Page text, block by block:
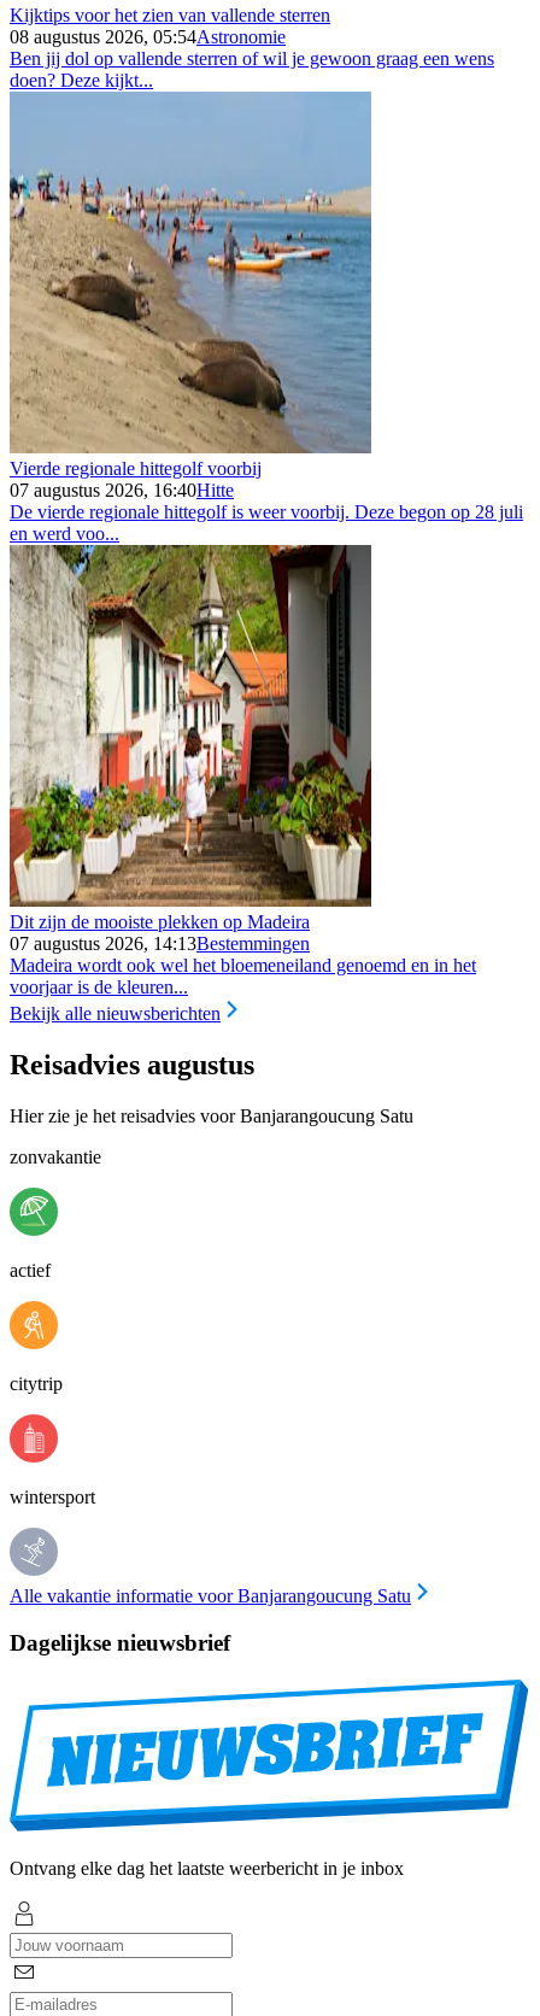
Kijktips voor het zien van vallende sterren
08 augustus 2026, 05:54Astronomie
Ben jij dol op vallende sterren of wil je gewoon graag een wens
doen? Deze kijkt...
Vierde regionale hittegolf voorbij
07 augustus 2026, 16:40Hitte
De vierde regionale hittegolf is weer voorbij. Deze begon op 28 juli
en werd voo...
Dit zijn de mooiste plekken op Madeira
07 augustus 2026, 14:13Bestemmingen
Madeira wordt ook wel het bloemeneiland genoemd en in het
voorjaar is de kleuren...
Bekijk alle nieuwsberichten
Reisadvies augustus
Hier zie je het reisadvies voor Banjarangoucung Satu
zonvakantie
actief
citytrip
wintersport
Alle vakantie informatie voor Banjarangoucung Satu
Dagelijkse nieuwsbrief
Ontvang elke dag het laatste weerbericht in je inbox